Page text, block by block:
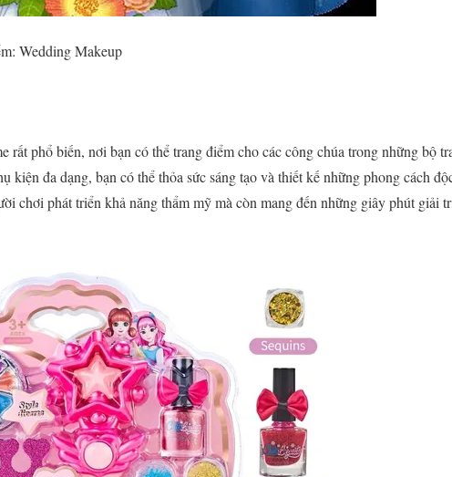
Wedding Makeup
rất phổ biến, nơi bạn có thể trang điểm cho các công chúa trong những bộ
kiện đa dạng, bạn có thể thỏa sức sáng tạo và thiết kế những phong cách
chơi phát triển khả năng thẩm mỹ mà còn mang đến những giây phút giải